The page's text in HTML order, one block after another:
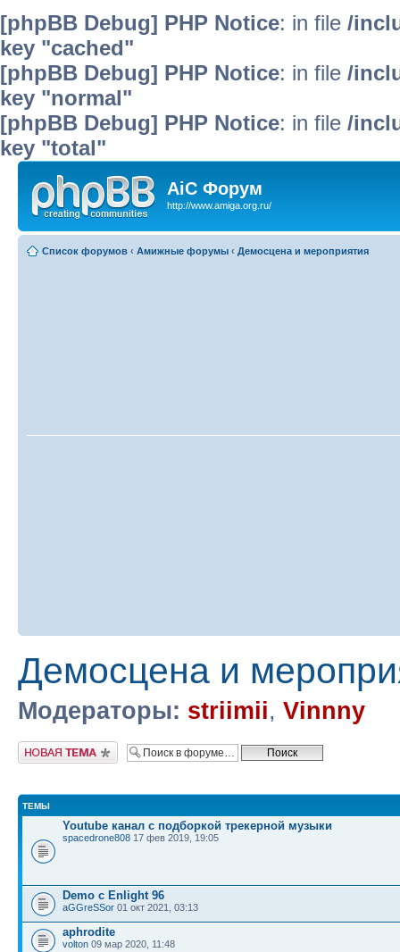
[phpBB Debug] PHP Notice: in file /
key "cached"
[phpBB Debug] PHP Notice: in file /
key "normal"
[phpBB Debug] PHP Notice: in file /
key "total"
AiC Форум
http://www.amiga.org.ru/
Список форумов ‹ Амижные форумы ‹ Демосцена и мероприятия
Демосцена и
Модераторы: striimii, Vinnny
Новая тема
ТЕМЫ
Youtube канал с подборкой трекерной музыки
spacedrone808 17 фев 2019, 19:05
Demo c Enlight 96
aGGreSSor 01 окт 2021, 03:13
aphrodite
volton 09 мар 2020, 11:48